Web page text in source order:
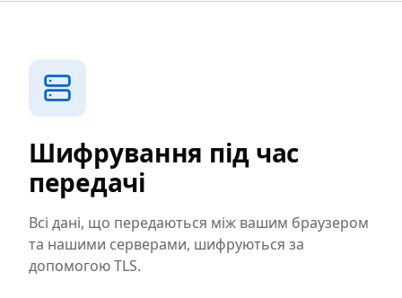
Шифрування під час
передачі
Всі дані, що передаються між вашим браузером
та нашими серверами, шифруються за
допомогою TLS.